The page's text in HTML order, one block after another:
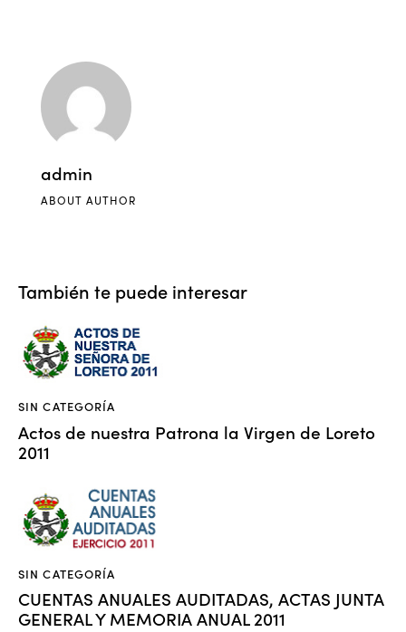
admin
ABOUT AUTHOR
También te puede interesar
SIN CATEGORÍA
Actos de nuestra Patrona la Virgen de Loreto
2011
SIN CATEGORÍA
CUENTAS ANUALES AUDITADAS, ACTAS JUNTA
GENERAL Y MEMORIA ANUAL 2011